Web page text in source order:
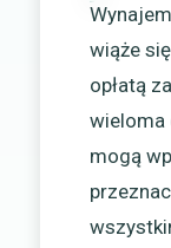
wiąże
opłatą
wieloma
mogą